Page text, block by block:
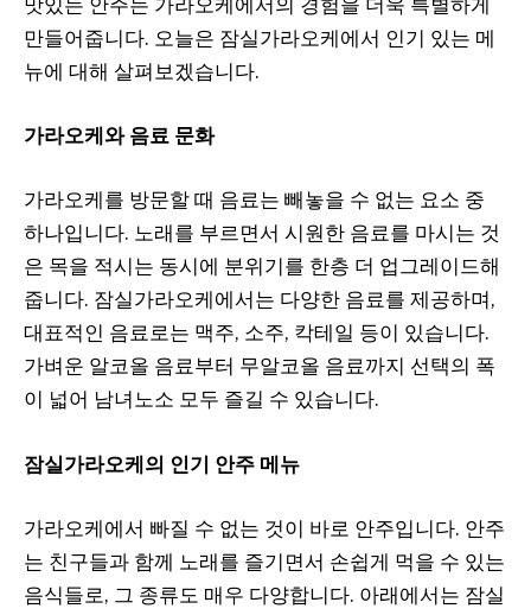
만들어줍니다. 오늘은 잠실가라오케에서 인기 있는 메
뉴에 대해 살펴보겠습니다.
가라오케와 음료 문화
가라오케를 방문할 때 음료는 빼놓을 수 없는 요소 중
하나입니다. 노래를 부르면서 시원한 음료를 마시는 것
은 목을 적시는 동시에 분위기를 한층 더 업그레이드해
줍니다. 잠실가라오케에서는 다양한 음료를 제공하며,
대표적인 음료로는 맥주, 소주, 칵테일 등이 있습니다.
가벼운 알코올 음료부터 무알코올 음료까지 선택의 폭
이 넓어 남녀노소 모두 즐길 수 있습니다.
잠실가라오케의 인기 안주 메뉴
가라오케에서 빠질 수 없는 것이 바로 안주입니다. 안주
는 친구들과 함께 노래를 즐기면서 손쉽게 먹을 수 있는
음식들로, 그 종류도 매우 다양합니다. 아래에서는 잠실